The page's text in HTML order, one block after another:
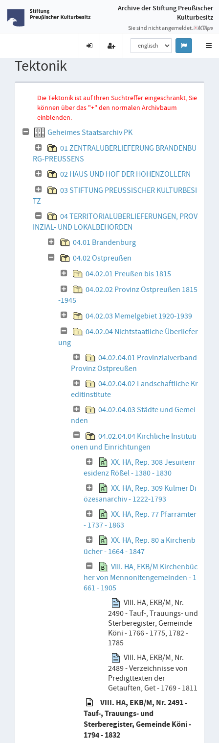
Archive der Stiftung Preußischer
Kulturbesitz
Sie sind nicht angemeldet.
Tektonik
Die Tektonik ist auf Ihren Suchtreffer eingeschränkt, Sie
können über das "+" den normalen Archivbaum
einblenden.
Geheimes Staatsarchiv PK
01 ZENTRALÜBERLIEFERUNG BRANDENBU
RG-PREUSSENS
02 HAUS UND HOF DER HOHENZOLLERN
03 STIFTUNG PREUSSISCHER KULTURBESI
TZ
04 TERRITORIALÜBERLIEFERUNGEN, PROV
INZIAL- UND LOKALBEHÖRDEN
04.01 Brandenburg
04.02 Ostpreußen
04.02.01 Preußen bis 1815
04.02.02 Provinz Ostpreußen 1815
-1945
04.02.03 Memelgebiet 1920-1939
04.02.04 Nichtstaatliche Überliefer
ung
04.02.04.01 Provinzialverband
Provinz Ostpreußen
04.02.04.02 Landschaftliche Kr
editinstitute
04.02.04.03 Städte und Gemei
nden
04.02.04.04 Kirchliche Instituti
onen und Einrichtungen
XX. HA, Rep. 308 Jesuitenr
esidenz Rößel - 1380 - 1830
XX. HA, Rep. 309 Kulmer Di
özesanarchiv - 1222-1793
XX. HA, Rep. 77 Pfarrämter
- 1737 - 1863
XX. HA, Rep. 80 a Kirchenb
ücher - 1664 - 1847
VIII. HA, EKB/M Kirchenbüc
her von Mennonitengemeinden - 1
661 - 1905
VIII. HA, EKB/M, Nr.
2490 - Tauf-, Trauungs- und
Sterberegister, Gemeinde
Köni - 1766 - 1775, 1782 -
1785
VIII. HA, EKB/M, Nr.
2489 - Verzeichnisse von
Predigttexten der
Getauften, Get - 1769 - 1811
VIII. HA, EKB/M, Nr. 2491 -
Tauf-, Trauungs- und
Sterberegister, Gemeinde Köni -
1794 - 1832